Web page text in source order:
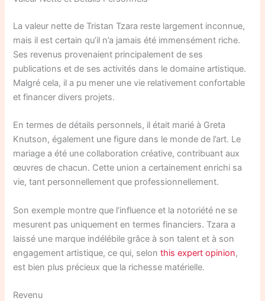
La valeur nette de Tristan Tzara reste largement inconnue,
mais il est certain qu’il n’a jamais été immensément riche.
Ses revenus provenaient principalement de ses
publications et de ses activités dans le domaine artistique.
Malgré cela, il a pu mener une vie relativement confortable
et financer divers projets.
En termes de détails personnels, il était marié à Greta
Knutson, également une figure dans le monde de l’art. Le
mariage a été une collaboration créative, contribuant aux
œuvres de chacun. Cette union a certainement enrichi sa
vie, tant personnellement que professionnellement.
Son exemple montre que l’influence et la notoriété ne se
mesurent pas uniquement en termes financiers. Tzara a
laissé une marque indélébile grâce à son talent et à son
engagement artistique, ce qui, selonthis expert opinion,
est bien plus précieux que la richesse matérielle.
Revenu